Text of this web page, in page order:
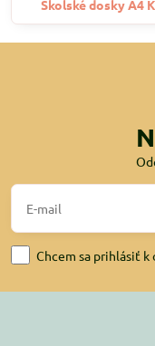
Školské dosky A4
Chcem sa prihlásiť